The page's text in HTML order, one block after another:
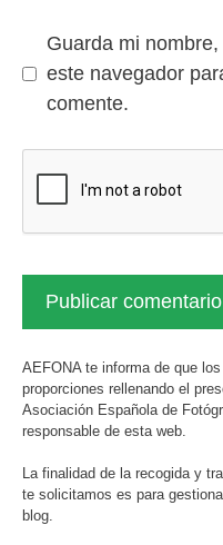
Guarda mi
este navegador
comente.
AEFONA te informa de que
proporciones rellenando el
Asociación Española de
responsable de esta web.
La finalidad de la recogida y
te solicitamos es para
blog.